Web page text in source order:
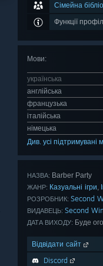
Сімейна
Функції
Мови:
українська
англійська
французька
італійська
німецька
Див. усі підтримувані
НАЗВА: Barber Party
ЖАНР: Казуальні ігри,
РОЗРОБНИК: Second
ВИДАВЕЦЬ: Second
ДАТА ВИХОДУ: Буде
Відвідати сайт
Discord